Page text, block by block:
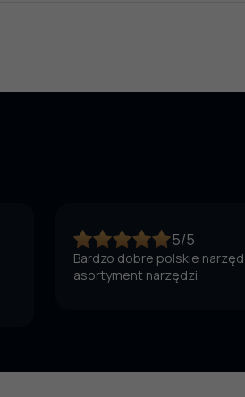
5/5
Bardzo dobre polskie
asortyment narzędzi.